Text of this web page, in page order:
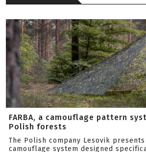
FARBA, a camouflage pattern
Polish forests
The Polish company Lesovik presents
camouflage system designed